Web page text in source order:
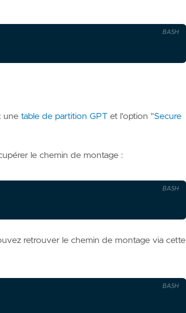
BASH
une table de partition GPT et l'option "Secure
le chemin de montage :
BASH
retrouver le chemin de montage via cette
BASH